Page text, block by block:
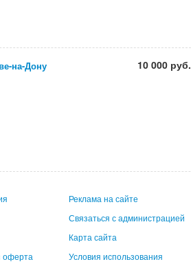
на-Дону 10 000 руб.
оферта
Реклама на сайте
Связаться с администрацией
Карта сайта
Условия использования